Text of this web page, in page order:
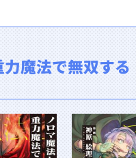
力魔法で無双